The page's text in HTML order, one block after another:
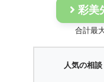
彩美
合計最
人気の相談